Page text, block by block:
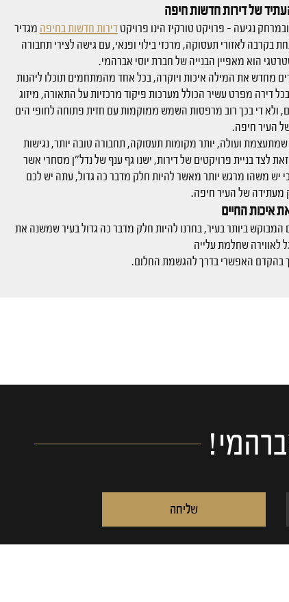
של דירות חדשות חיפה
נגיעה – פרויקט טורקיז הינו פרויקטדירות חדשות בחיפה מגדיר
לאזורי תעסוקה, מרכזי בילוי ופנאי, עם גישה לצירי תחבורה
הוא מאפיין הבנייה של חברת יוסי אברהמי.
מחדש את המילה איכות ויוקרה, בכל אחד מהמתחמים תוכלו ליהנות
דירה מפרט עשיר הכולל מערכות פיקוד מרכזיות על התאורה, מיזוג
ולא די בכך רוב מרפסות השמש ממוקמות עם חזית פתוחה לחופי הים
העיר חיפה.
ועולה, יותר מקומות תעסוקה, תחבורה טובה יותר, נגישות
לצד בניית פרויקטים של דירות, ישנו גף ענף של נדל"ן מסחרי אשר
יש משהו מרגש יותר מאשר להיות חלק מדבר כה גדול, עתה יש לכם
מעתידה של העיר חיפה.
איכות החיים
המבוקש ביותר בעיר, בחרנו להיות חלק מדבר כה גדול בעיר שמשנה את
לאווירה שחלמת עלייה
בהקדם האפשרי בדרך להגשמת החלום.